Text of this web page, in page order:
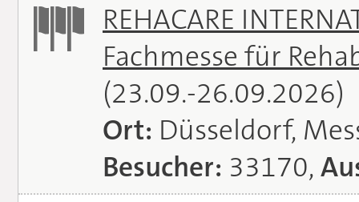
REHACARE
Fachmesse für
(23.09.-26.09.2026)
Ort: Düsseldorf,
Besucher: 33170,